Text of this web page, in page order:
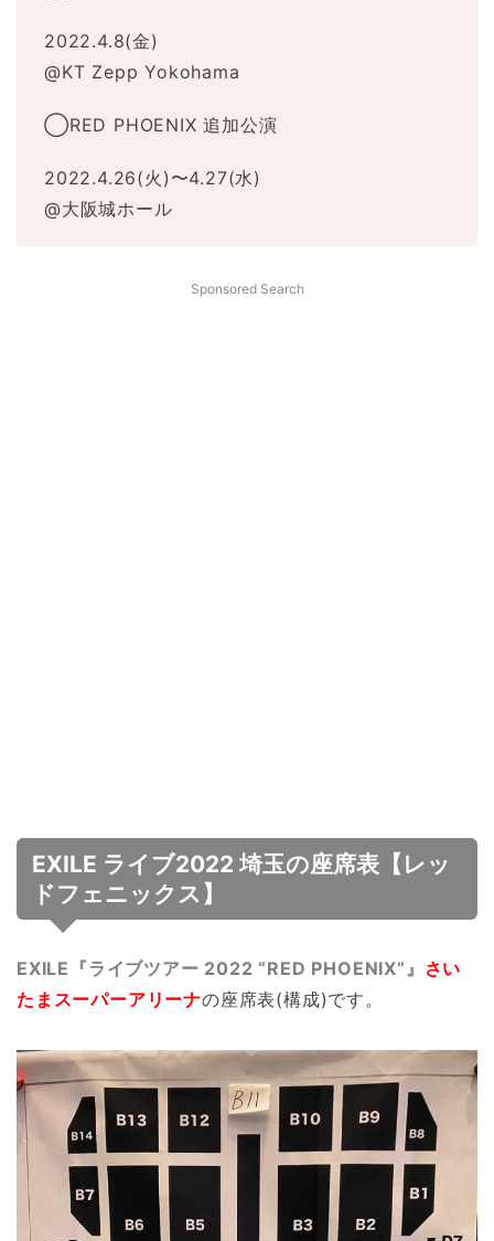
2022.4.8(金)
@KT Zepp Yokohama
◯RED PHOENIX 追加公演
2022.4.26(火)〜4.27(水)
@大阪城ホール
Sponsored Search
EXILE ライブ2022 埼玉の座席表【レッ
ドフェニックス】
EXILE『ライブツアー 2022 “RED PHOENIX”』 さい
たまスーパーアリーナの座席表(構成)です。